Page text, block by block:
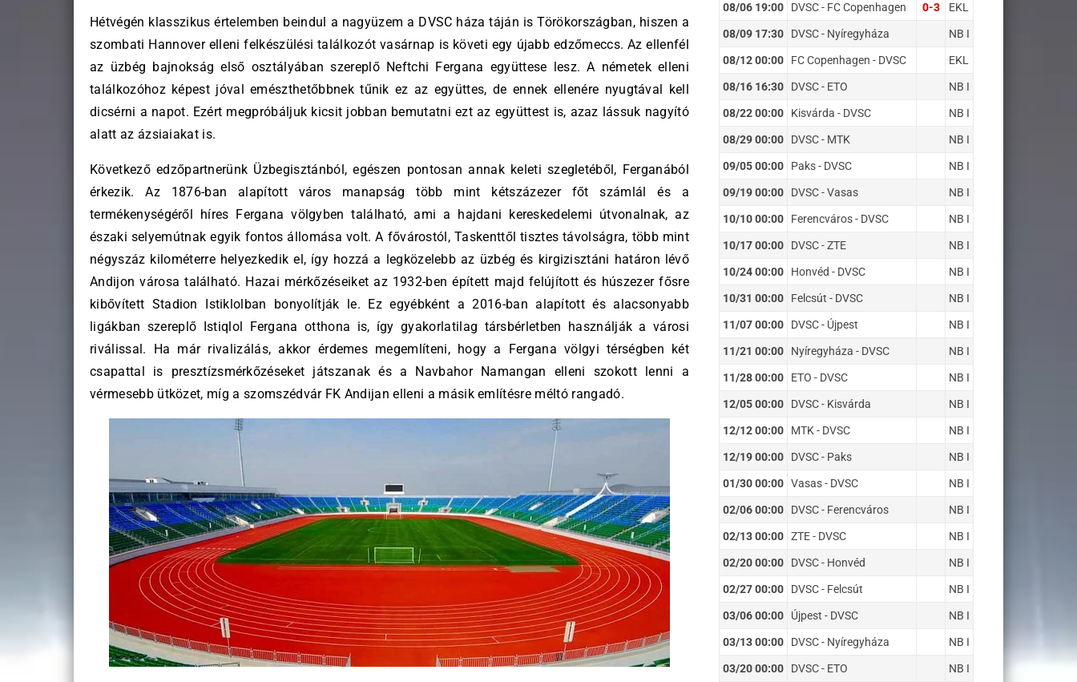
Hétvégén klasszikus értelemben beindul a nagyüzem a DVSC háza táján is Törökországban, hiszen a
szombati Hannover elleni felkészülési találkozót vasárnap is követi egy újabb edzőmeccs. Az ellenfél
az üzbég bajnokság első osztályában szereplő Neftchi Fergana együttese lesz. A németek elleni
találkozóhoz képest jóval emészthetőbbnek tűnik ez az együttes, de ennek ellenére nyugtával kell
dicsérni a napot. Ezért megpróbáljuk kicsit jobban bemutatni ezt az együttest is, azaz lássuk nagyító
alatt az ázsiaiakat is.
Következő edzőpartnerünk Üzbegisztánból, egészen pontosan annak keleti szegletéből, Ferganából
érkezik. Az 1876-ban alapított város manapság több mint kétszázezer főt számlál és a
termékenységéről híres Fergana völgyben található, ami a hajdani kereskedelemi útvonalnak, az
északi selyemútnak egyik fontos állomása volt. A fővárostól, Taskenttől tisztes távolságra, több mint
négyszáz kilométerre helyezkedik el, így hozzá a legközelebb az üzbég és kirgizisztáni határon lévő
Andijon városa található. Hazai mérkőzéseiket az 1932-ben épített majd felújított és húszezer fősre
kibővített Stadion Istiklolban bonyolítják le. Ez egyébként a 2016-ban alapított és alacsonyabb
ligákban szereplő Istiqlol Fergana otthona is, így gyakorlatilag társbérletben használják a városi
riválissal. Ha már rivalizálás, akkor érdemes megemlíteni, hogy a Fergana völgyi térségben két
csapattal is presztízsmérkőzéseket játszanak és a Navbahor Namangan elleni szokott lenni a
vérmesebb ütközet, míg a szomszédvár FK Andijan elleni a másik említésre méltó rangadó.
08/06 19:00 DVSC - FC Copenhagen 0-3 EKL
08/09 17:30 DVSC - Nyíregyháza NB I
08/12 00:00 FC Copenhagen - DVSC EKL
08/16 16:30 DVSC - ETO NB I
08/22 00:00 Kisvárda - DVSC NB I
08/29 00:00 DVSC - MTK NB I
09/05 00:00 Paks - DVSC NB I
09/19 00:00 DVSC - Vasas NB I
10/10 00:00 Ferencváros - DVSC NB I
10/17 00:00 DVSC - ZTE NB I
10/24 00:00 Honvéd - DVSC NB I
10/31 00:00 Felcsút - DVSC NB I
11/07 00:00 DVSC - Újpest NB I
11/21 00:00 Nyíregyháza - DVSC NB I
11/28 00:00 ETO - DVSC NB I
12/05 00:00 DVSC - Kisvárda NB I
12/12 00:00 MTK - DVSC NB I
12/19 00:00 DVSC - Paks NB I
01/30 00:00 Vasas - DVSC NB I
02/06 00:00 DVSC - Ferencváros NB I
02/13 00:00 ZTE - DVSC NB I
02/20 00:00 DVSC - Honvéd NB I
02/27 00:00 DVSC - Felcsút NB I
03/06 00:00 Újpest - DVSC NB I
03/13 00:00 DVSC - Nyíregyháza NB I
03/20 00:00 DVSC - ETO NB I